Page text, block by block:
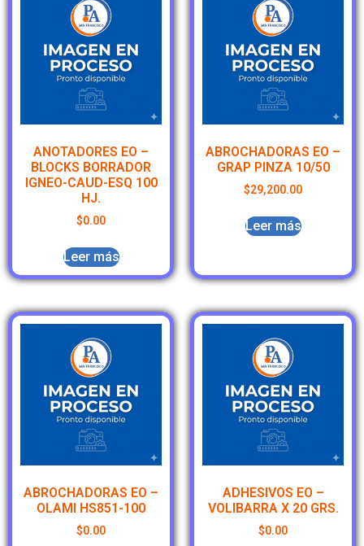
ANOTADORES EO –
BLOCKS BORRADOR
IGNEO-CAUD-ESQ 100
HJ.
$0.00
Leer más
ABROCHADORAS EO –
GRAP PINZA 10/50
$29,200.00
Leer más
ABROCHADORAS EO –
OLAMI HS851-100
$0.00
ADHESIVOS EO –
VOLIBARRA X 20 GRS.
$0.00